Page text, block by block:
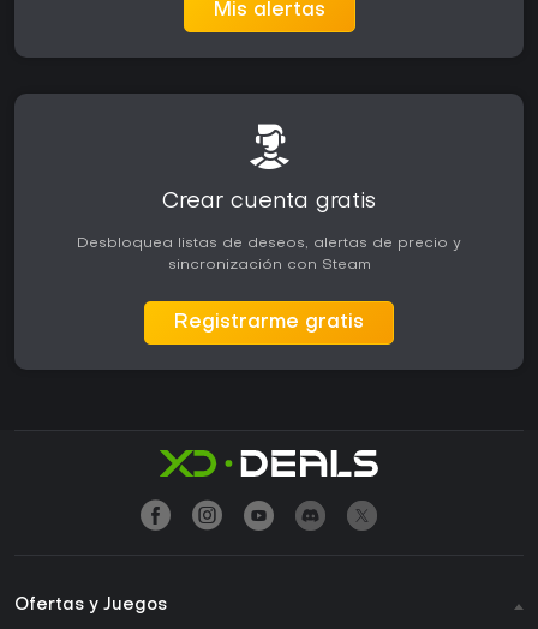
Mis alertas
Crear cuenta gratis
Desbloquea listas de deseos, alertas de precio y
sincronización con Steam
Registrarme gratis
Ofertas y Juegos